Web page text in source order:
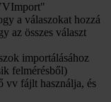
a válaszokat hozzá
az összes választ
importálásához
felmérésből)
vv fájlt használja, és